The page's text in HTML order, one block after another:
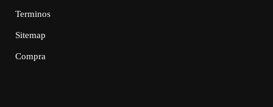
Terminos
Sitemap
Compra